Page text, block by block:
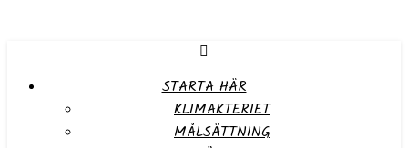
STARTA HÄR
KLIMAKTERIET
MÅLSÄTTNING